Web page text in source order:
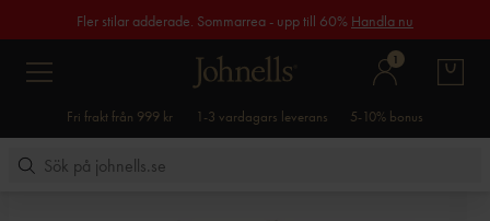
Fler stilar adderade. Sommarrea - upp till 60% Handla nu
1
Fri frakt från 999 kr 1-3 vardagars leverans 5-10% bonus